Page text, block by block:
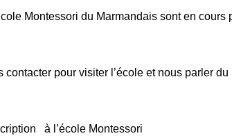
Montessori du Marmandais sont en cours
contacter pour visiter l’école et nous parler
à l’école Montessori